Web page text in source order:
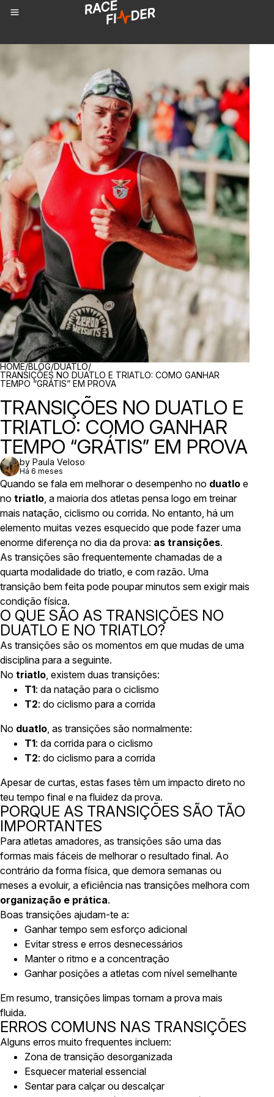
BREADCRUMBS
HOME/BLOG/DUATLO/
TRANSIÇÕES NO DUATLO E TRIATLO: COMO GANHAR
TEMPO “GRÁTIS” EM PROVA
TRANSIÇÕES NO DUATLO E
TRIATLO: COMO GANHAR
TEMPO “GRÁTIS” EM PROVA
by Paula Veloso
Há 6 meses
Quando se fala em melhorar o desempenho no duatlo e
no triatlo, a maioria dos atletas pensa logo em treinar
mais natação, ciclismo ou corrida. No entanto, há um
elemento muitas vezes esquecido que pode fazer uma
enorme diferença no dia da prova: as transições.
As transições são frequentemente chamadas de a
quarta modalidade do triatlo, e com razão. Uma
transição bem feita pode poupar minutos sem exigir mais
condição física.
O QUE SÃO AS TRANSIÇÕES NO
DUATLO E NO TRIATLO?
As transições são os momentos em que mudas de uma
disciplina para a seguinte.
No triatlo, existem duas transições:
T1: da natação para o ciclismo
T2: do ciclismo para a corrida
No duatlo, as transições são normalmente:
T1: da corrida para o ciclismo
T2: do ciclismo para a corrida
Apesar de curtas, estas fases têm um impacto direto no
teu tempo final e na fluidez da prova.
PORQUE AS TRANSIÇÕES SÃO TÃO
IMPORTANTES
Para atletas amadores, as transições são uma das
formas mais fáceis de melhorar o resultado final. Ao
contrário da forma física, que demora semanas ou
meses a evoluir, a eficiência nas transições melhora com
organização e prática.
Boas transições ajudam-te a:
Ganhar tempo sem esforço adicional
Evitar stress e erros desnecessários
Manter o ritmo e a concentração
Ganhar posições a atletas com nível semelhante
Em resumo, transições limpas tornam a prova mais
fluida.
ERROS COMUNS NAS TRANSIÇÕES
Alguns erros muito frequentes incluem:
Zona de transição desorganizada
Esquecer material essencial
Sentar para calçar ou descalçar